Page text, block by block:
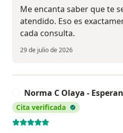
Me encanta saber que te
atendido. Eso es
cada consulta.
29 de julio de 2026
Norma C Olaya -
Cita verificada